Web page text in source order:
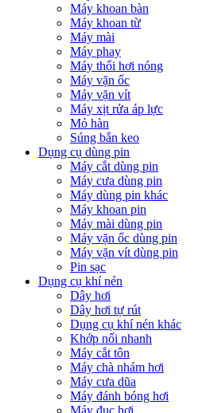
Máy khoan bàn
Máy khoan từ
Máy mài
Máy phay
Máy thổi hơi nóng
Máy vặn ốc
Máy vặn vít
Máy xịt rửa áp lực
Mỏ hàn
Súng bắn keo
Dụng cụ dùng pin
Máy cắt dùng pin
Máy cưa dùng pin
Máy dùng pin khác
Máy khoan pin
Máy mài dùng pin
Máy vặn ốc dùng pin
Máy vặn vít dùng pin
Pin sạc
Dụng cụ khí nén
Dây hơi
Dây hơi tự rút
Dụng cụ khí nén khác
Khớp nối nhanh
Máy cắt tôn
Máy chà nhám hơi
Máy cưa dũa
Máy đánh bóng hơi
Máy đục hơi